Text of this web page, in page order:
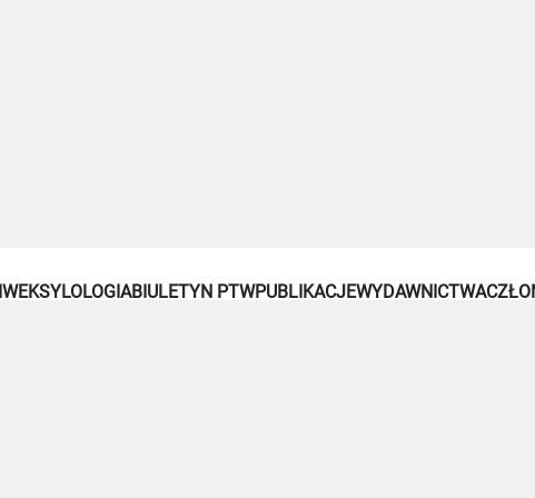
WEKSYLOLOGIABIULETYN PTWPUBLIKACJEWYDAWNICTWA